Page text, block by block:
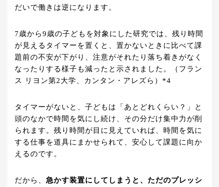
だいで働きは逆になります。
7歳から9歳の子どもを対象にした研究では、残り時間
が見えるタイマーを置くと、置かないときに比べて課
題前の不安が下がり、注意がそれたり落ち着きがなく
なったりする様子も減ったと示されました。（フラン
ス リヨン第2大学、カンタン・アレズら）*4
タイマーがないと、子どもは「あとどれくらい？」と
頭のなかで時間を気にし続け、その分だけ集中力が削
られます。残り時間が目に見えていれば、時間を気に
する仕事を道具にまかせられて、安心して課題に向か
えるのです。
だから、 急かす装置にしてしまうと、ただのプレッシ